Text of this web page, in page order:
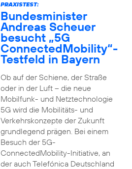
PRAXISTEST:
Bundesminister
Andreas Scheuer
besucht „5G
ConnectedMobility“-
Testfeld in Bayern
Ob auf der Schiene, der Straße
oder in der Luft – die neue
Mobilfunk- und Netztechnologie
5G wird die Mobilitäts- und
Verkehrskonzepte der Zukunft
grundlegend prägen. Bei einem
Besuch der 5G-
ConnectedMobility-Initiative, an
der auch Telefónica Deutschland